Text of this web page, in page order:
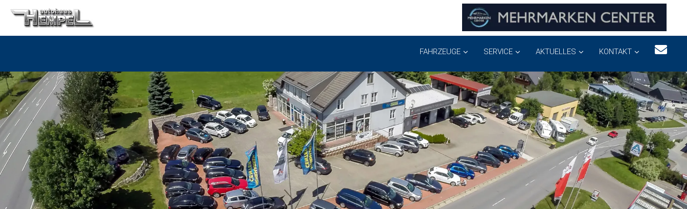
FAHRZEUGE SERVICE AKTUELLES KONTAKT